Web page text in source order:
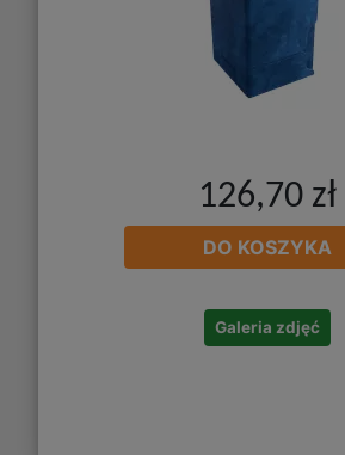
126,70 zł
DO KOSZYKA
Galeria zdjęć